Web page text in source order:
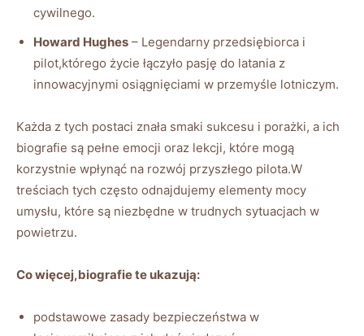
cywilnego.
Howard ⁢Hughes – Legendarny ‌przedsiębiorca i
pilot,którego życie​ łączyło pasję‍ do​ latania z
innowacyjnymi osiągnięciami ‍w przemyśle lotniczym.
Każda z‍ tych postaci znała smaki sukcesu i‍ porażki, a ich
biografie ‍są‍ pełne emocji ‌oraz‌ lekcji, które mogą
korzystnie wpłynąć ​na rozwój ⁣przyszłego pilota.W⁣
treściach tych często ‌odnajdujemy elementy mocy
umysłu,⁢ które są‍ niezbędne w trudnych⁤ sytuacjach​ w
⁢powietrzu.
Co więcej,biografie te ukazują:
podstawowe zasady bezpieczeństwa w